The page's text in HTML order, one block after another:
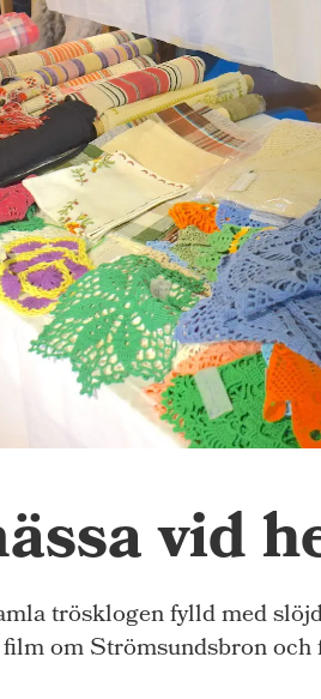
vid
trösklogen fylld med
om Strömsundsbron